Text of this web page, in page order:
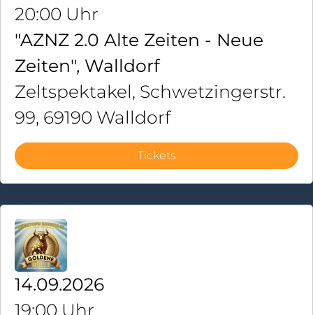
20:00 Uhr
"AZNZ 2.0 Alte Zeiten - Neue
Zeiten", Walldorf
Zeltspektakel, Schwetzingerstr.
99, 69190 Walldorf
Tickets
14.09.2026
19:00 Uhr